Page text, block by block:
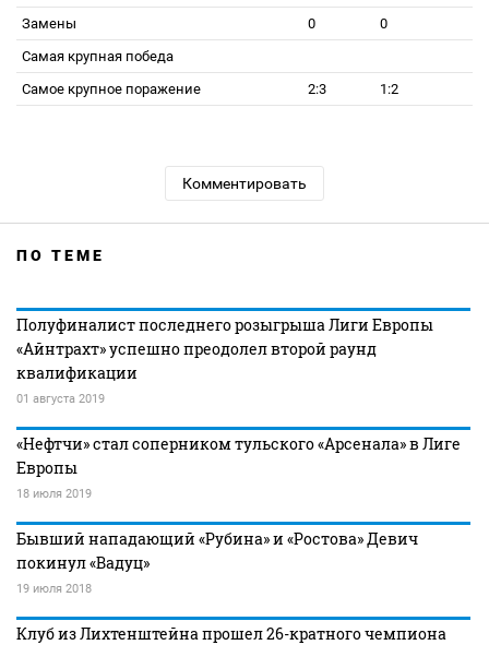
Замены
0
0
Самая крупная победа
Самое крупное поражение
2:3 1:2
Комментировать
ПО ТЕМЕ
Полуфиналист последнего розыгрыша Лиги Европы
«Айнтрахт» успешно преодолел второй раунд
квалификации
01 августа 2019
«Нефтчи» стал соперником тульского «Арсенала» в Лиге
Европы
18 июля 2019
Бывший нападающий «Рубина» и «Ростова» Девич
покинул «Вадуц»
19 июля 2018
Клуб из Лихтенштейна прошел 26-кратного чемпиона